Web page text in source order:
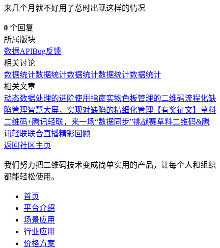
来几个月就不好用了总时出现这样的情况
0 个回复
所属版块
数据APIBug反馈
相关讨论
数据统计数据统计数据统计数据统计数据统计
相关文章
动态数据处理的进阶使用指南实物色板管理的二维码流程化缺
陷管理智慧大屏，实现对缺陷的精细化管理 【有奖征文】草料
二维码+腾讯轻联，来一场“数据同步”挑战赛草料二维码&腾
讯轻联联合直播精彩回顾
返回社区主页
我们努力把二维码技术变成简单实用的产品，让每个人和组织
都能轻松使用。
首页
平台介绍
场景应用
行业应用
价格方案